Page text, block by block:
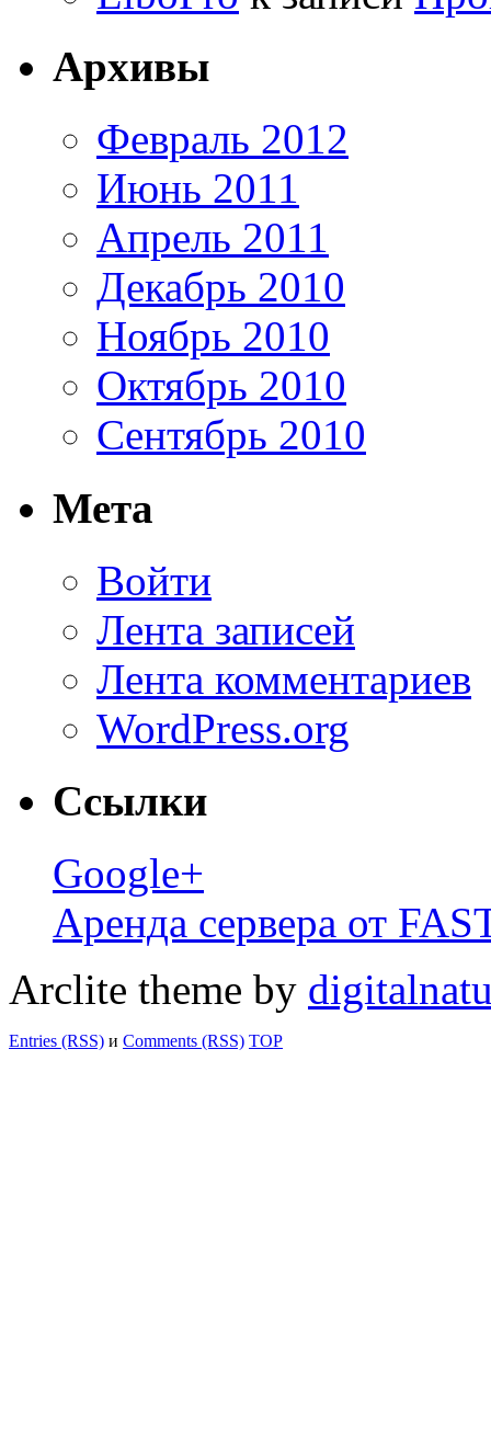
Архивы
Февраль 2012
Июнь 2011
Апрель 2011
Декабрь 2010
Ноябрь 2010
Октябрь 2010
Сентябрь 2010
Мета
Войти
Лента записей
Лента комментариев
WordPress.org
Ссылки
Google+
Аренда сервера от
Arclite theme by
Entries (RSS) и Comments (RSS) TOP